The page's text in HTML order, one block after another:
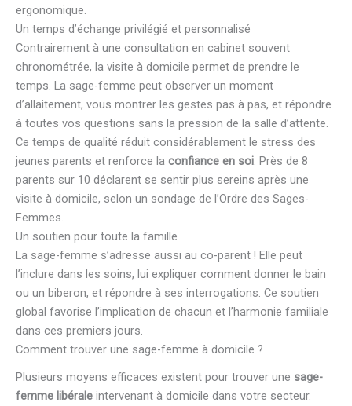
ergonomique.
Un temps d’échange privilégié et personnalisé
Contrairement à une consultation en cabinet souvent
chronométrée, la visite à domicile permet de prendre le
temps. La sage-femme peut observer un moment
d’allaitement, vous montrer les gestes pas à pas, et répondre
à toutes vos questions sans la pression de la salle d’attente.
Ce temps de qualité réduit considérablement le stress des
jeunes parents et renforce la confiance en soi. Près de 8
parents sur 10 déclarent se sentir plus sereins après une
visite à domicile, selon un sondage de l’Ordre des Sages-
Femmes.
Un soutien pour toute la famille
La sage-femme s’adresse aussi au co-parent ! Elle peut
l’inclure dans les soins, lui expliquer comment donner le bain
ou un biberon, et répondre à ses interrogations. Ce soutien
global favorise l’implication de chacun et l’harmonie familiale
dans ces premiers jours.
Comment trouver une sage-femme à domicile ?
Plusieurs moyens efficaces existent pour trouver une sage-
femme libérale intervenant à domicile dans votre secteur.